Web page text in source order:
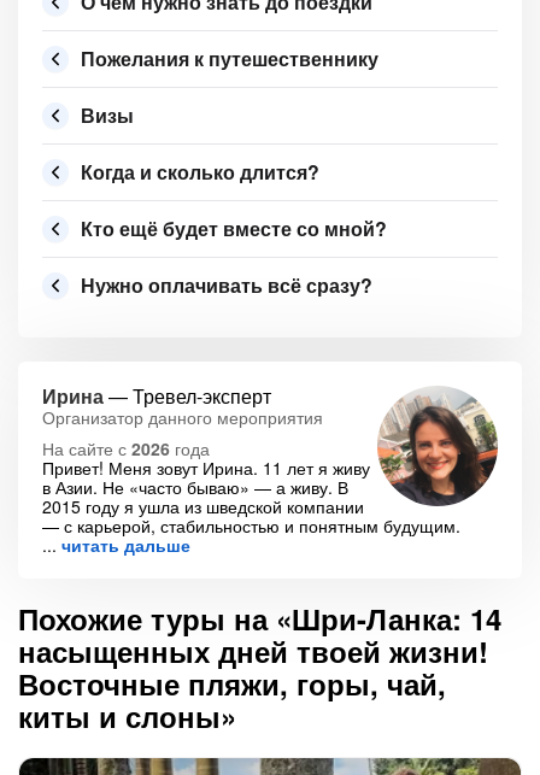
Пожелания к путешественнику
Визы
Когда и сколько длится?
Кто ещё будет вместе со мной?
Нужно оплачивать всё сразу?
Ирина— Тревел-эксперт
Организатор данного мероприятия
На сайте с 2026 года
Привет! Меня зовут Ирина. 11 лет я живу
в Азии. Не «часто бываю» — а живу. В
2015 году я ушла из шведской компании
— с карьерой, стабильностью и понятным будущим.
читать дальше
Похожие туры на «Шри-Ланка: 14
насыщенных дней твоей жизни!
Восточные пляжи, горы, чай,
киты и слоны»